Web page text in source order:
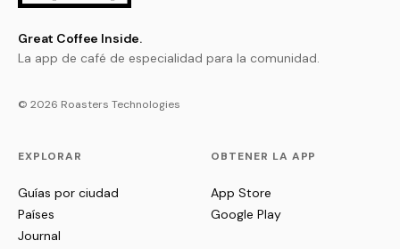
Great Coffee Inside.
La app de café de especialidad para la comunidad.
© 2026 Roasters Technologies
EXPLORAR
Guías por ciudad
Países
Journal
OBTENER LA APP
App Store
Google Play